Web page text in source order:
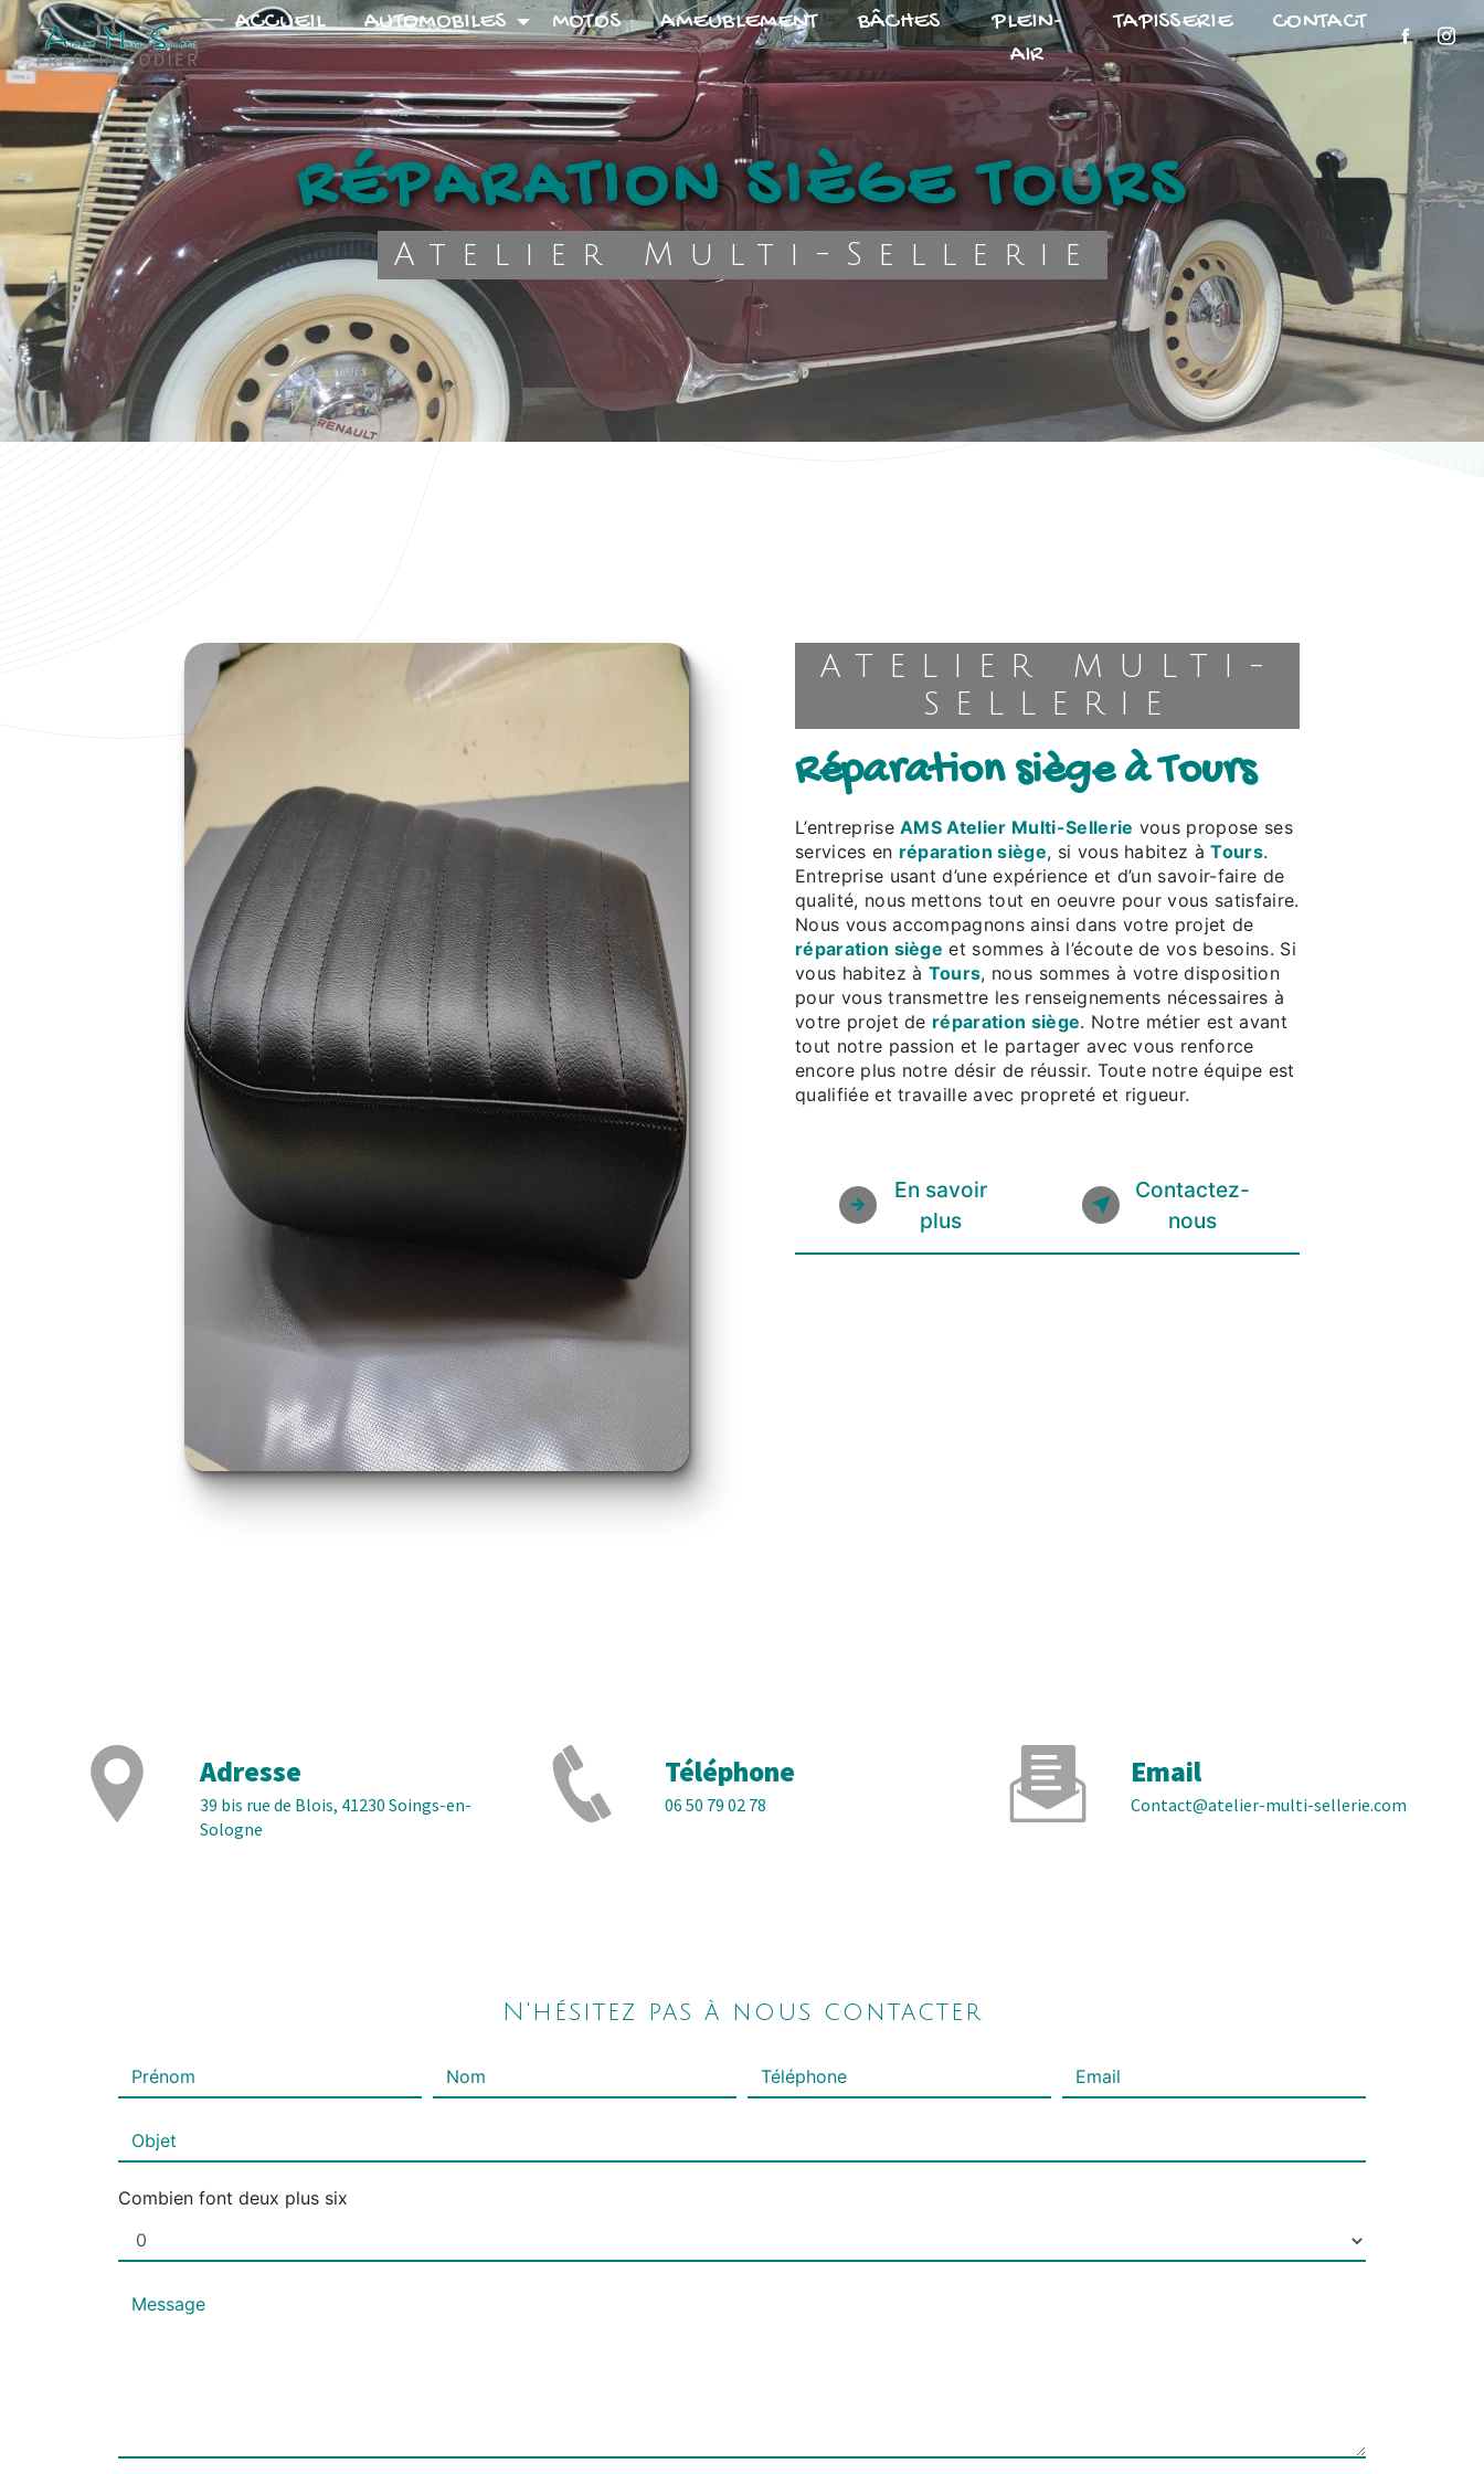
ACCUEIL AUTOMOBILES MOTOS AMEUBLEMENT BÂCHES
PLEIN-
AIR
TAPISSERIE CONTACT
RÉPARATION SIÈGE TOURS
Atelier Multi-Sellerie
ATELIER MULTI-
SELLERIE
réparation siège à Tours
L’entrepriseAMS Atelier Multi-Sellerie vous propose ses
services en réparation siège, si vous habitez àTours.
Entreprise usant d’une expérience et d’un savoir-faire de
qualité, nous mettons tout en oeuvre pour vous satisfaire.
Nous vous accompagnons ainsi dans votre projet de
réparation siège et sommes à l’écoute de vos besoins. Si
vous habitez à Tours, nous sommes à votre disposition
pour vous transmettre les renseignements nécessaires à
votre projet de réparation siège. Notre métier est avant
tout notre passion et le partager avec vous renforce
encore plus notre désir de réussir. Toute notre équipe est
qualifiée et travaille avec propreté et rigueur.
En savoir
plus
Contactez-
nous
Adresse
39 bis rue de Blois, 41230 Soings-en-
Sologne
Téléphone
06 50 79 02 78
Email
contact@atelier-multi-sellerie.com
N'hésitez pas à nous contacter
Combien font deux plus six
Panneau de gestion des cookies